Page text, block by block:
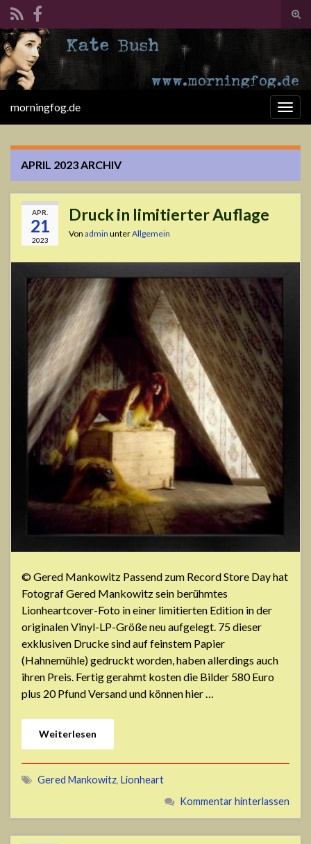
Search for:
morningfog.de
APRIL 2023ARCHIV
APR.
21
2023
Druck in limitierter Auflage
Von admin unterAllgemein
© Gered Mankowitz Passend zum Record Store Day hat
Fotograf Gered Mankowitz sein berühmtes
Lionheartcover-Foto in einer limitierten Edition in der
originalen Vinyl-LP-Größe neu aufgelegt. 75 dieser
exklusiven Drucke sind auf feinstem Papier
(Hahnemühle) gedruckt worden, haben allerdings auch
ihren Preis. Fertig gerahmt kosten die Bilder 580 Euro
plus 20 Pfund Versand und können hier …
Weiterlesen
Gered Mankowitz, Lionheart
Kommentar hinterlassen